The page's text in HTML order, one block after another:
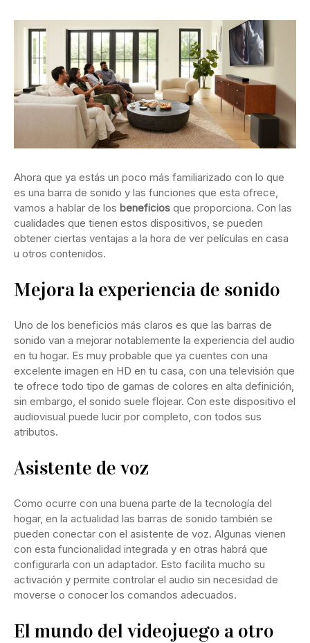
Ahora que ya estás un poco más familiarizado con lo que
es una barra de sonido y las funciones que esta ofrece,
vamos a hablar de los beneficios que proporciona. Con las
cualidades que tienen estos dispositivos, se pueden
obtener ciertas ventajas a la hora de ver películas en casa
u otros contenidos.
Mejora la experiencia de sonido
Uno de los beneficios más claros es que las barras de
sonido van a mejorar notablemente la experiencia del audio
en tu hogar. Es muy probable que ya cuentes con una
excelente imagen en HD en tu casa, con una televisión que
te ofrece todo tipo de gamas de colores en alta definición,
sin embargo, el sonido suele flojear. Con este dispositivo el
audiovisual puede lucir por completo, con todos sus
atributos.
Asistente de voz
Como ocurre con una buena parte de la tecnología del
hogar, en la actualidad las barras de sonido también se
pueden conectar con el asistente de voz. Algunas vienen
con esta funcionalidad integrada y en otras habrá que
configurarla con un adaptador. Esto facilita mucho su
activación y permite controlar el audio sin necesidad de
moverse o conocer los comandos adecuados.
El mundo del videojuego a otro